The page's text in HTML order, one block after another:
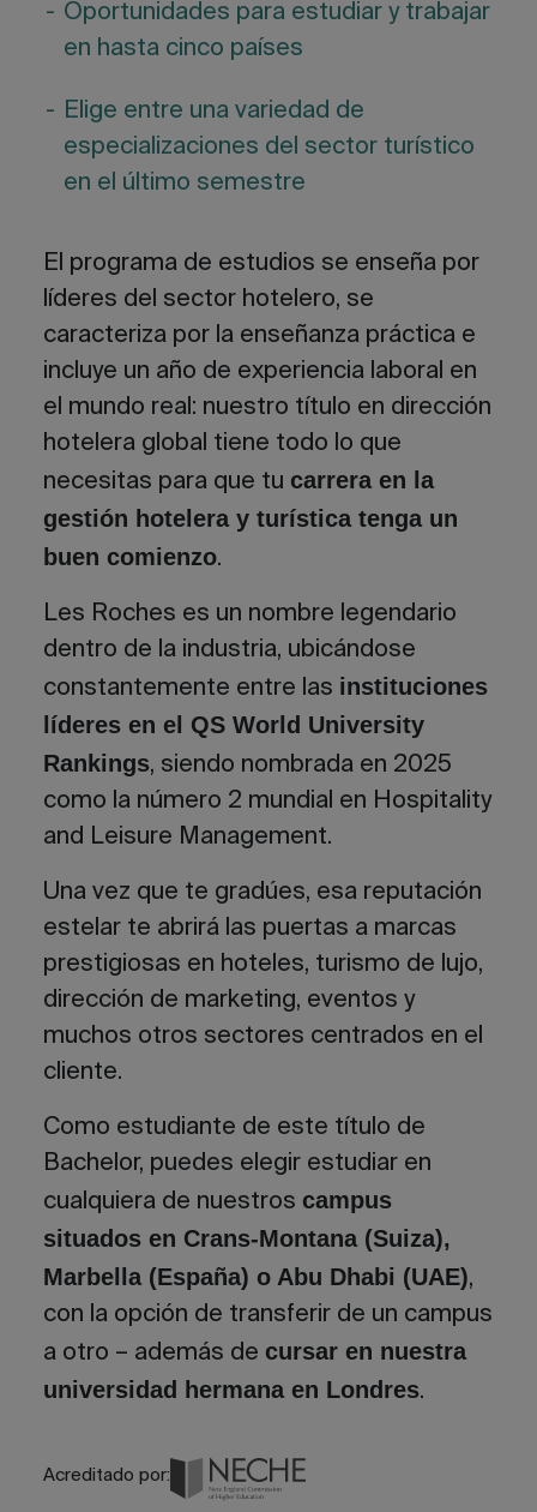
Oportunidades para estudiar y trabajar
en hasta cinco países
Elige entre una variedad de
especializaciones del sector turístico
en el último semestre
El programa de estudios se enseña por
líderes del sector hotelero, se
caracteriza por la enseñanza práctica e
incluye un año de experiencia laboral en
el mundo real: nuestro título en dirección
hotelera global tiene todo lo que
necesitas para que tu carrera en la
gestión hotelera y turística tenga un
buen comienzo.
Les Roches es un nombre legendario
dentro de la industria, ubicándose
constantemente entre las instituciones
líderes en el QS World University
Rankings, siendo nombrada en 2025
como la número 2 mundial en Hospitality
and Leisure Management.
Una vez que te gradúes, esa reputación
estelar te abrirá las puertas a marcas
prestigiosas en hoteles, turismo de lujo,
dirección de marketing, eventos y
muchos otros sectores centrados en el
cliente.
Como estudiante de este título de
Bachelor, puedes elegir estudiar en
cualquiera de nuestros campus
situados en Crans-Montana (Suiza),
Marbella (España) o Abu Dhabi (UAE),
con la opción de transferir de un campus
a otro – además de cursar en nuestra
universidad hermana en Londres.
Acreditado por: